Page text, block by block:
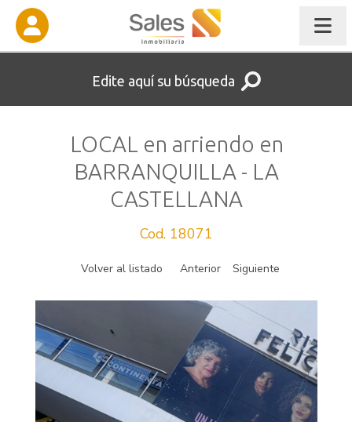
Edite aquí su búsqueda
LOCAL en arriendo en
BARRANQUILLA - LA
CASTELLANA
Cod. 18071
Volver al listado Anterior Siguiente